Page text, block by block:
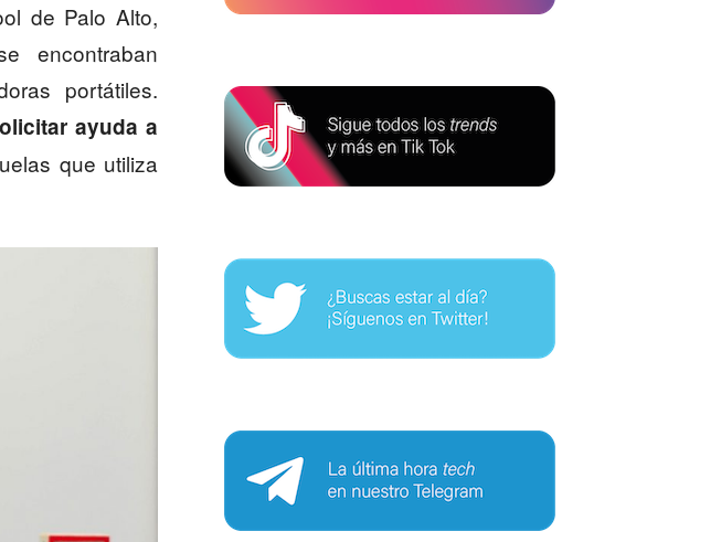
de Palo Alto,
encontraban
portátiles.
ayuda a
que utiliza